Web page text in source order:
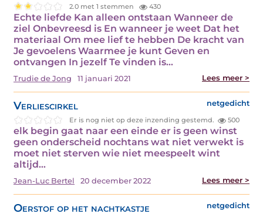
2.0 met 1 stemmen 430
Echte liefde Kan alleen ontstaan Wanneer de
ziel Onbevreesd is En wanneer je weet Dat het
materiaal Om mee lief te hebben De kracht van
Je gevoelens Waarmee je kunt Geven en
ontvangen In jezelf Te vinden is…
Trudie de Jong 11 januari 2021 Lees meer >
Verliescirkel netgedicht
Er is nog niet op deze inzending gestemd. 500
elk begin gaat naar een einde er is geen winst
geen onderscheid nochtans wat niet verwekt is
moet niet sterven wie niet meespeelt wint
altijd…
Jean-Luc Bertel 20 december 2022 Lees meer >
Oerstof op het nachtkastje netgedicht